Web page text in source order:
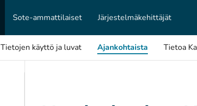
Sote-ammattilaiset Järjestelmä­kehittäjät
Tietojen käyttö ja luvat Ajankohtaista Tietoa